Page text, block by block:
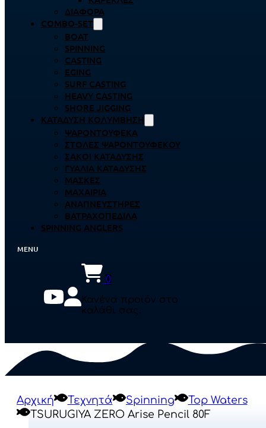
ΔΙΆΦΟΡΑ
COMBO-SET
BOAT
SPINNING
CASTING
EGING
SURF CASTING
HEAVY CASTING
SHORE JIGGING
ΚΑΤΆΔΥΣΗ ΚΟΛΎΜΒΗΣΗ
ΨΑΡΟΝΤΟΎΦΕΚΑ
ΣΤΟΛΈΣ ΨΑΡΟΝΤΟΎΦΕΚΟΥ
ΣΆΚΟΙ ΚΑΤΆΔΥΣΗΣ
ΓΥΑΛΙΆ ΚΑΤΆΔΥΣΗΣ
ΜΆΣΚΕΣ
ΜΑΧΑΊΡΙΑ
ΑΝΑΠΝΕΥΣΤΉΡΕΣ
ΒΑΤΡΑΧΟΠΈΔΙΛΑ
SPINNING ANGLERS
0
Κανένα προϊόν στο
καλάθι σας.
Αρχική Τεχνητά Spinning
Top Waters
TSURUGIYA ZERO Arise Pencil 80F